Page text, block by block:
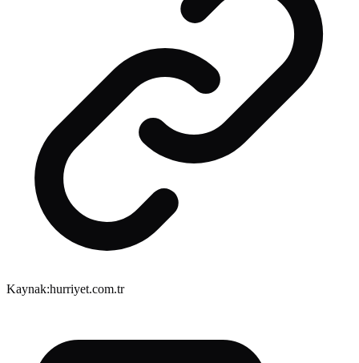
Kaynak:hurriyet.com.tr